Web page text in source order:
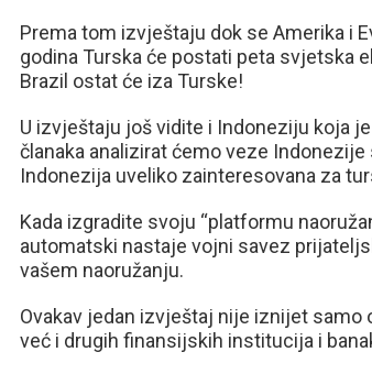
Prema tom izvještaju dok se Amerika i
godina Turska će postati peta svjetska
Brazil ostat će iza Turske!
U izvještaju još vidite i Indoneziju koja
članaka analizirat ćemo veze
Indonezija uveliko zainteresovana za
Kada izgradite svoju “platformu
automatski nastaje vojni savez
vašem naoružanju.
Ovakav jedan izvještaj nije iznijet samo
već i drugih finansijskih institucija i